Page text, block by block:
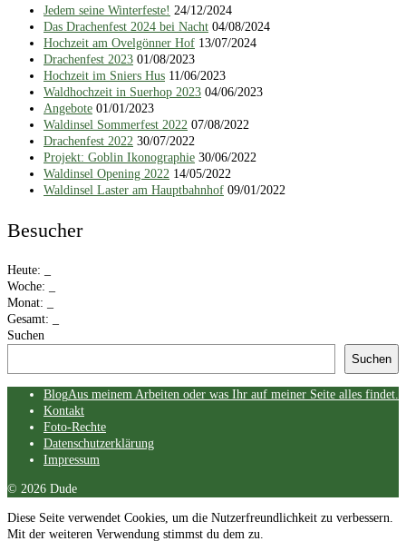
Jedem seine Winterfeste! 24/12/2024
Das Drachenfest 2024 bei Nacht 04/08/2024
Hochzeit am Ovelgönner Hof 13/07/2024
Drachenfest 2023 01/08/2023
Hochzeit im Sniers Hus 11/06/2023
Waldhochzeit in Suerhop 2023 04/06/2023
Angebote 01/01/2023
Waldinsel Sommerfest 2022 07/08/2022
Drachenfest 2022 30/07/2022
Projekt: Goblin Ikonographie 30/06/2022
Waldinsel Opening 2022 14/05/2022
Waldinsel Laster am Hauptbahnhof 09/01/2022
Besucher
Heute:
Woche:
Monat:
Gesamt:
Suchen
Suchen
menu
BlogAus meinem Arbeiten oder was Ihr auf meiner Seite alles findet.
Kontakt
Foto-Rechte
Datenschutzerklärung
Impressum
End
menu
© 2026 Dude
Diese Seite verwendet Cookies, um die Nutzerfreundlichkeit zu verbessern.
Mit der weiteren Verwendung stimmst du dem zu.